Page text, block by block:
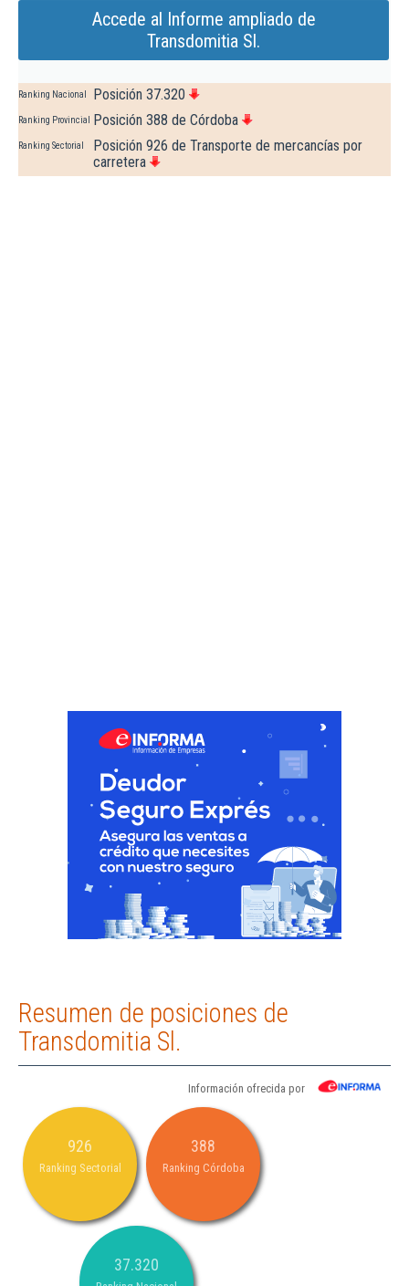
Accede al Informe ampliado de
Transdomitia Sl.
Ranking Nacional Posición 37.320
Ranking Provincial Posición 388 de Córdoba
Ranking Sectorial
Posición 926 de Transporte de mercancías por
carretera
Resumen de posiciones de
Transdomitia Sl.
Información ofrecida por
926
Ranking Sectorial
388
Ranking Córdoba
37.320